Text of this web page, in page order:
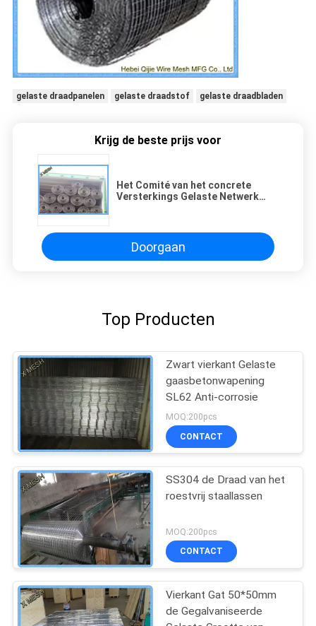
gelaste draadpanelen gelaste draadstof gelaste draadbladen
Krijg de beste prijs voor
Het Comité van het concrete
Versterkings Gelaste Netwerk
Doorgaan
Top Producten
Zwart vierkant Gelaste
gaasbetonwapening
SL62 Anti-corrosie
MOQ:200pcs
CONTACT
SS304 de Draad van het
roestvrij staallassen
MOQ:200pcs
CONTACT
Vierkant Gat 50*50mm
de Gegalvaniseerde